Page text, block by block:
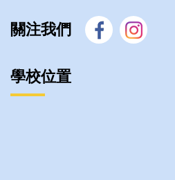
關注我們
學校位置